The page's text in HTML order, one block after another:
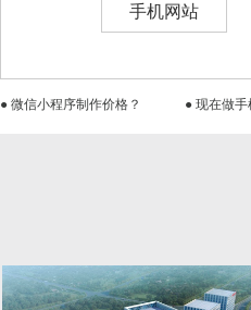
手机网站
● 微信小程序制作价格？ ● 现在做手